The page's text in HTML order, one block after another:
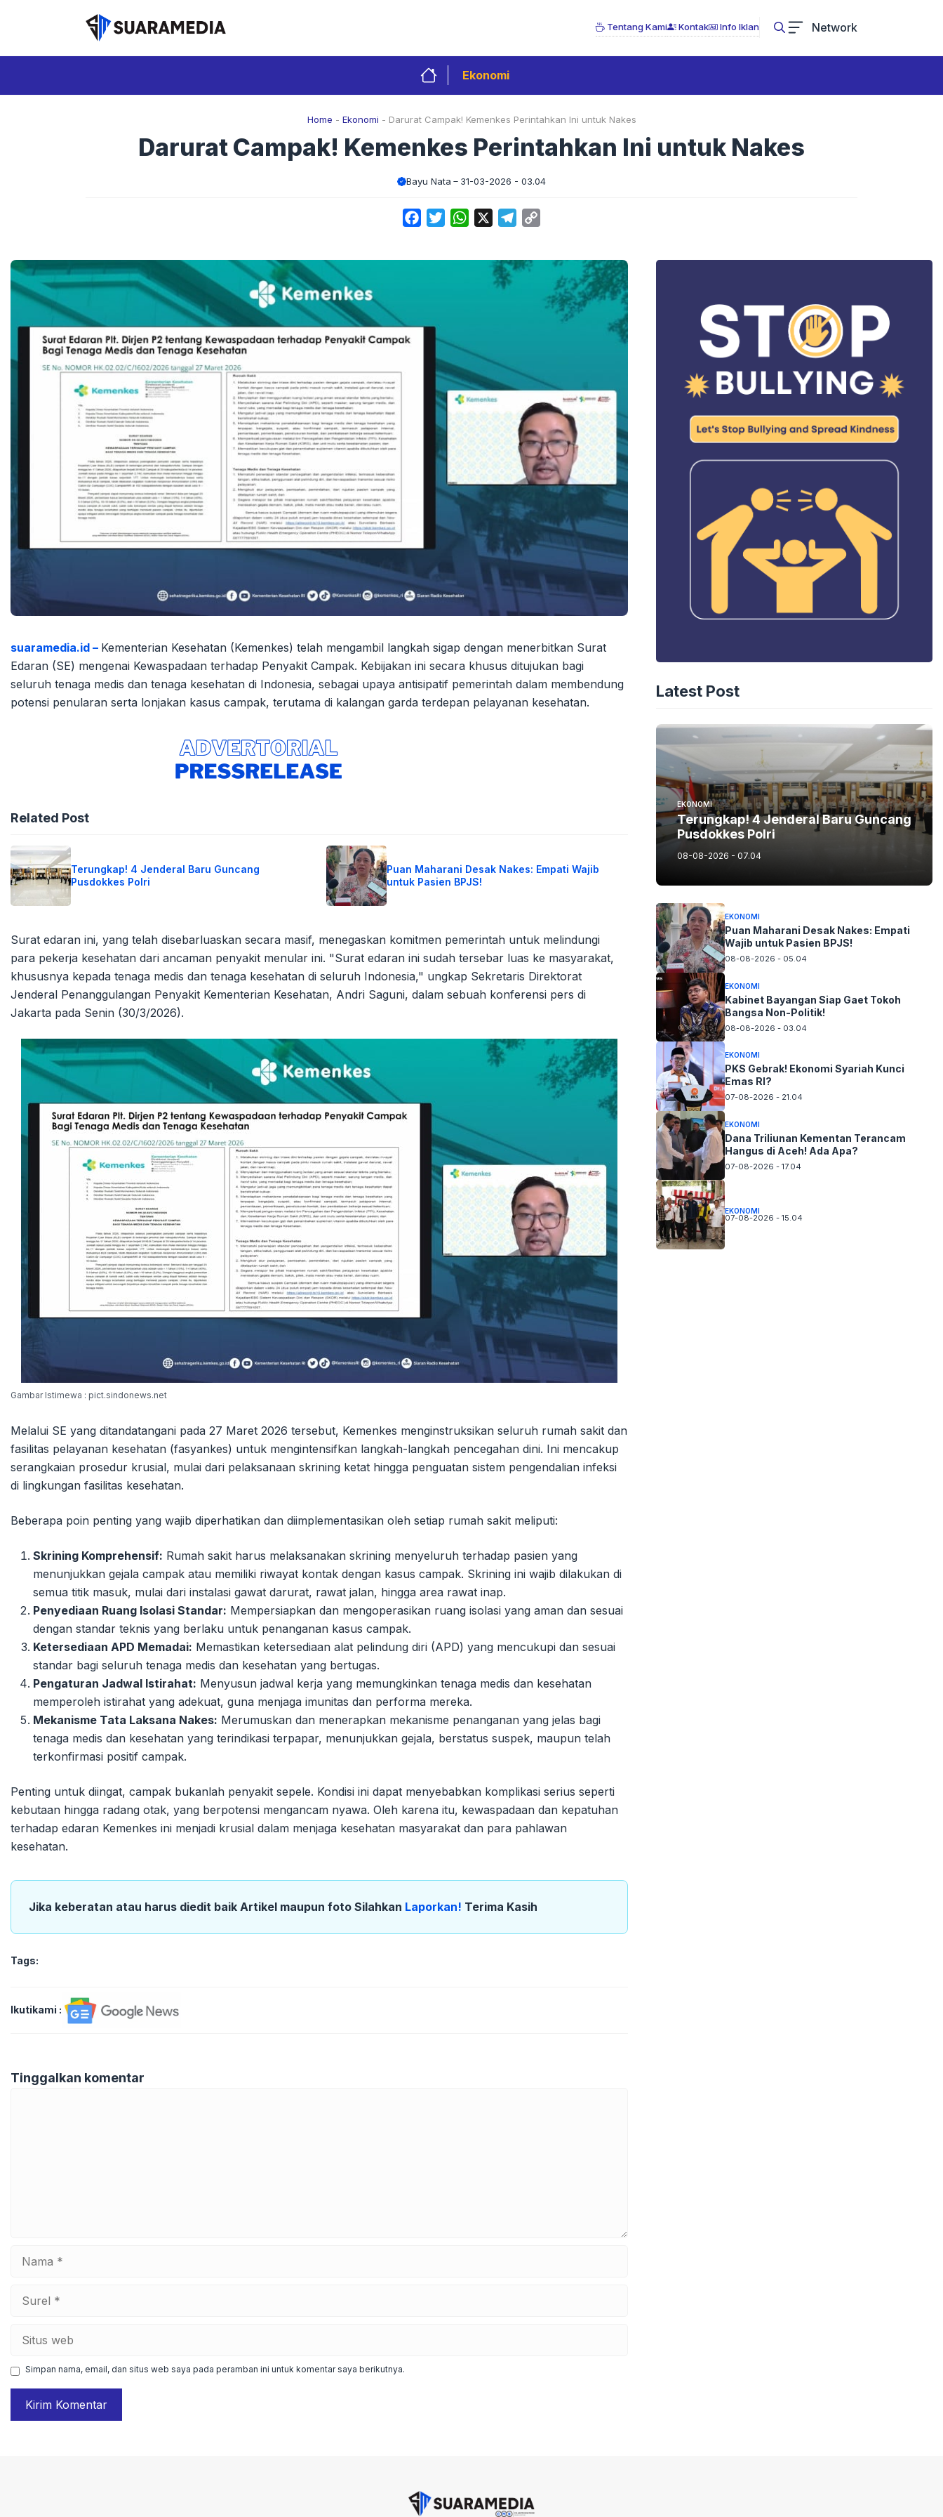
Tentang Kami Kontak Info Iklan Network
Ekonomi
Home - Ekonomi - Darurat Campak! Kemenkes Perintahkan Ini untuk Nakes
Darurat Campak! Kemenkes Perintahkan Ini untuk Nakes
Bayu Nata 31-03-2026 - 03.04
FacebookTwitterWhatsApp Telegram
suaramedia.id – Kementerian Kesehatan (Kemenkes) telah mengambil langkah sigap dengan menerbitkan Surat
Edaran (SE) mengenai Kewaspadaan terhadap Penyakit Campak. Kebijakan ini secara khusus ditujukan bagi
seluruh tenaga medis dan tenaga kesehatan di Indonesia, sebagai upaya antisipatif pemerintah dalam membendung
potensi penularan serta lonjakan kasus campak, terutama di kalangan garda terdepan pelayanan kesehatan.
Related Post
Terungkap! 4 Jenderal Baru Guncang
Pusdokkes Polri
Puan Maharani Desak Nakes: Empati Wajib
untuk Pasien BPJS!
Surat edaran ini, yang telah disebarluaskan secara masif, menegaskan komitmen pemerintah untuk melindungi
para pekerja kesehatan dari ancaman penyakit menular ini. "Surat edaran ini sudah tersebar luas ke masyarakat,
khususnya kepada tenaga medis dan tenaga kesehatan di seluruh Indonesia," ungkap Sekretaris Direktorat
Jenderal Penanggulangan Penyakit Kementerian Kesehatan, Andri Saguni, dalam sebuah konferensi pers di
Jakarta pada Senin (30/3/2026).
Gambar Istimewa : pict.sindonews.net
Melalui SE yang ditandatangani pada 27 Maret 2026 tersebut, Kemenkes menginstruksikan seluruh rumah sakit dan
fasilitas pelayanan kesehatan (fasyankes) untuk mengintensifkan langkah-langkah pencegahan dini. Ini mencakup
serangkaian prosedur krusial, mulai dari pelaksanaan skrining ketat hingga penguatan sistem pengendalian infeksi
di lingkungan fasilitas kesehatan.
Beberapa poin penting yang wajib diperhatikan dan diimplementasikan oleh setiap rumah sakit meliputi:
Skrining Komprehensif: Rumah sakit harus melaksanakan skrining menyeluruh terhadap pasien yang
menunjukkan gejala campak atau memiliki riwayat kontak dengan kasus campak. Skrining ini wajib dilakukan di
semua titik masuk, mulai dari instalasi gawat darurat, rawat jalan, hingga area rawat inap.
Penyediaan Ruang Isolasi Standar: Mempersiapkan dan mengoperasikan ruang isolasi yang aman dan sesuai
dengan standar teknis yang berlaku untuk penanganan kasus campak.
Ketersediaan APD Memadai: Memastikan ketersediaan alat pelindung diri (APD) yang mencukupi dan sesuai
standar bagi seluruh tenaga medis dan kesehatan yang bertugas.
Pengaturan Jadwal Istirahat: Menyusun jadwal kerja yang memungkinkan tenaga medis dan kesehatan
memperoleh istirahat yang adekuat, guna menjaga imunitas dan performa mereka.
Mekanisme Tata Laksana Nakes: Merumuskan dan menerapkan mekanisme penanganan yang jelas bagi
tenaga medis dan kesehatan yang terindikasi terpapar, menunjukkan gejala, berstatus suspek, maupun telah
terkonfirmasi positif campak.
Penting untuk diingat, campak bukanlah penyakit sepele. Kondisi ini dapat menyebabkan komplikasi serius seperti
kebutaan hingga radang otak, yang berpotensi mengancam nyawa. Oleh karena itu, kewaspadaan dan kepatuhan
terhadap edaran Kemenkes ini menjadi krusial dalam menjaga kesehatan masyarakat dan para pahlawan
kesehatan.
Jika keberatan atau harus diedit baik Artikel maupun foto Silahkan Laporkan! Terima Kasih
Tags:
Ikutikami :
Tinggalkan komentar
web
Simpan nama, email, dan situs web saya pada peramban ini untuk komentar saya berikutnya.
Latest Post
EKONOMI
Terungkap! 4 Jenderal Baru Guncang
Pusdokkes Polri
08-08-2026 - 07.04
EKONOMI
Puan Maharani Desak Nakes: Empati
Wajib untuk Pasien BPJS!
08-08-2026 - 05.04
EKONOMI
Kabinet Bayangan Siap Gaet Tokoh
Bangsa Non-Politik!
08-08-2026 - 03.04
EKONOMI
PKS Gebrak! Ekonomi Syariah Kunci
Emas RI?
07-08-2026 - 21.04
EKONOMI
Dana Triliunan Kementan Terancam
Hangus di Aceh! Ada Apa?
07-08-2026 - 17.04
EKONOMI
07-08-2026 - 15.04